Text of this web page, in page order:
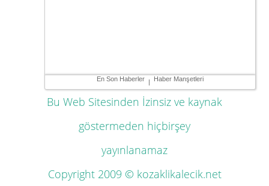
En Son Haberler | Haber Manşetleri
Bu Web Sitesinden İzinsiz ve kaynak
göstermeden hiçbirşey
yayınlanamaz
Copyright 2009 © kozaklikalecik.net